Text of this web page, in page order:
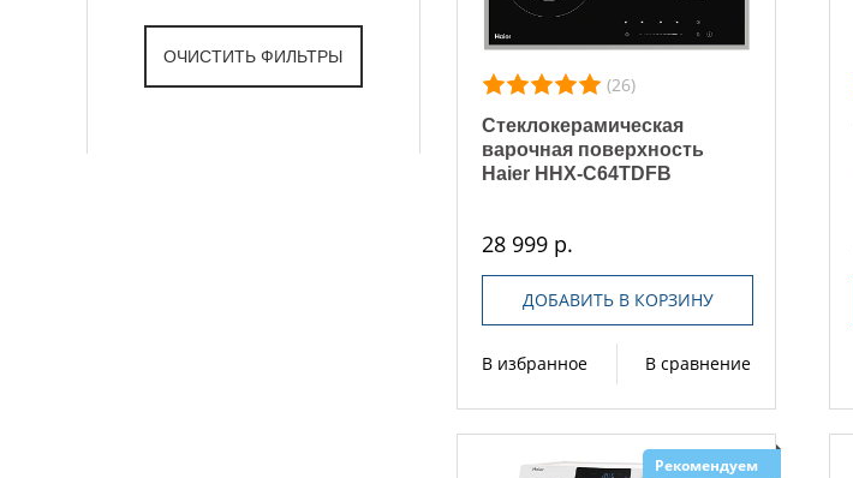
(26)
Стеклокерамическая
варочная поверхность
Haier HHX-C64TDFB
28 999 р.
ДОБАВИТЬ В КОРЗИНУ
В избранное В сравнение
Рекомендуем